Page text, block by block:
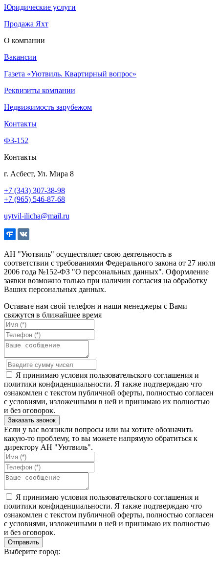
Юридические услуги
Продажа Яхт
О компании
Вакансии
Газета «Уютвиль. Квартирный вопрос»
Реквизиты компании
Недвижимость зарубежом
Контакты
Ф3-152
Контакты
г. Асбест, Ул. Мира 8
+7 (343) 307-38-98
+7 (965) 546-87-68
uytvil-ilicha@mail.ru
АН "Уютвиль" осуществляет свою деятельность в
соответствии с требованиями Федерального закона от 27 июля
2006 года №152-ФЗ "О персональных данных". Оформление
заявки возможно только при наличии согласия на обработку
Ваших персональных данных.
Оставьте нам свой телефон и наши менеджеры с Вами
свяжутся в ближайшее время
Я принимаю условия пользовательского соглашения и
политики конфиденциальности. Я также подтверждаю что
ознакомлен с текстом публичной оферты, полностью согласен
с условиями, изложенными в ней и принимаю их полностью
и без оговорок.
Если у вас возникли вопросы или вы хотите обозначить
какую-то проблему, то вы можете напрямую обратиться к
директору АН "Уютвиль".
Я принимаю условия пользовательского соглашения и
политики конфиденциальности. Я также подтверждаю что
ознакомлен с текстом публичной оферты, полностью согласен
с условиями, изложенными в ней и принимаю их полностью
и без оговорок.
Выберите город: